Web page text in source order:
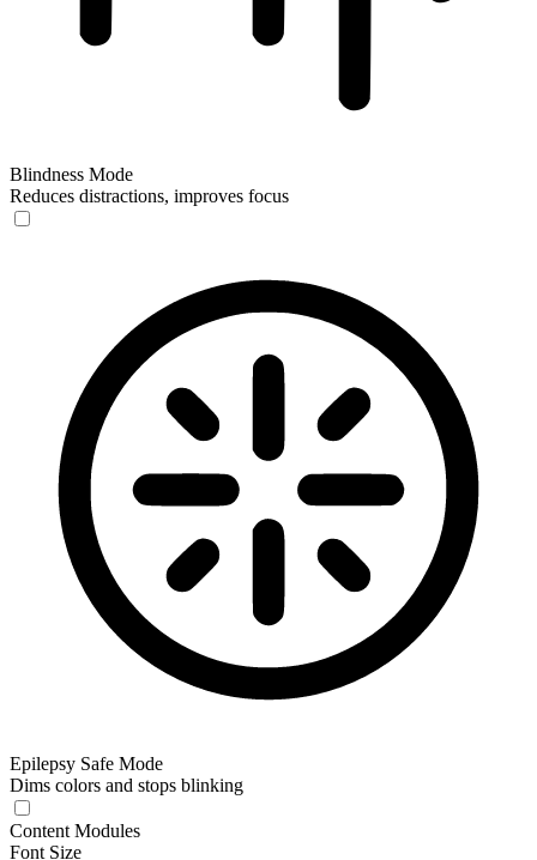
Blindness Mode
Reduces distractions, improves focus
Epilepsy Safe Mode
Dims colors and stops blinking
Content Modules
Font Size